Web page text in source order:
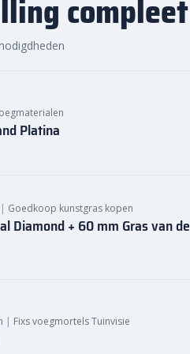
compleet
Platina
| Goedkoop kunstgras kopen
Diamond + 60 mm Gras van de
| Fixs voegmortels Tuinvisie